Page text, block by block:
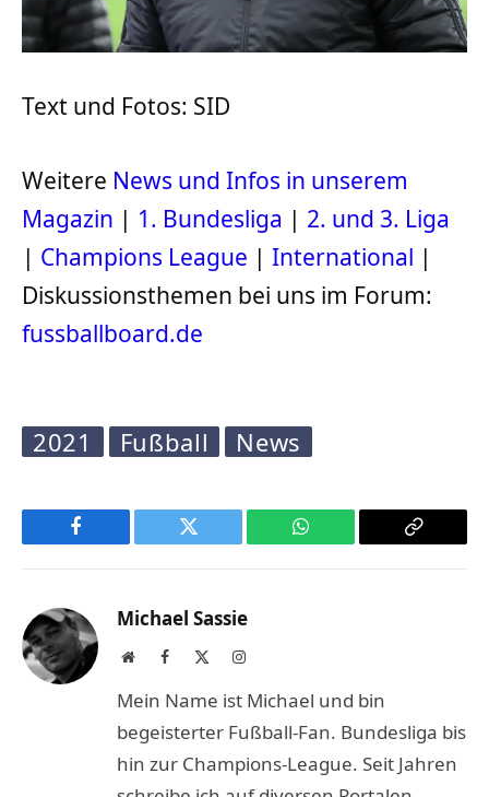
Text und Fotos: SID
Weitere News und Infos in unserem
Magazin | 1. Bundesliga | 2. und 3. Liga
| Champions League | International |
Diskussionsthemen bei uns im Forum:
fussballboard.de
2021 Fußball News
Facebook Twitter WhatsApp
Copy
Michael Sassie
WebsiteFacebook Instagram
Mein Name ist Michael und bin
begeisterter Fußball-Fan. Bundesliga bis
hin zur Champions-League. Seit Jahren